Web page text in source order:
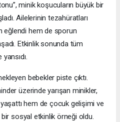
minik koşucuların büyük bir
Ailelerinin tezahüratları
eğlendi hem de sporun
Etkinlik sonunda tüm
bebekler piste çıktı.
üzerinde yarışan minikler,
yaşattı hem de çocuk gelişimi ve
sosyal etkinlik örneği oldu.